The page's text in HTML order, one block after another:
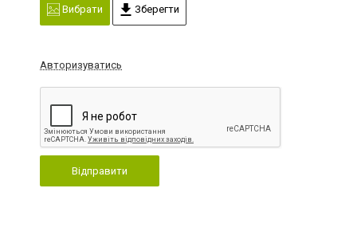
Вибрати
Зберегти
Авторизуватись
Відправити